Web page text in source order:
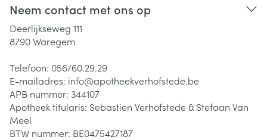
Neem contact met ons op
Deerlijkseweg 111
8790Waregem
Telefoon: 056/60.29.29
E-mailadres: info@apotheekverhofstede.be
APB nummer: 344107
Apotheek titularis: Sebastien Verhofstede & Stefaan Van
Meel
BTW nummer: BE0475427187